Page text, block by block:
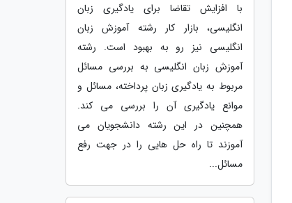
با افزایش تقاضا برای یادگیری زبان
انگلیسی، بازار کار رشته آموزش زبان
انگلیسی نیز رو به بهبود است. رشته
آموزش زبان انگلیسی به بررسی مسائل
مربوط به یادگیری زبان پرداخته، مسائل و
موانع یادگیری آن را بررسی می کند.
همچنین در این رشته دانشجویان می
آموزند تا راه حل هایی را در جهت رفع
مسائل...